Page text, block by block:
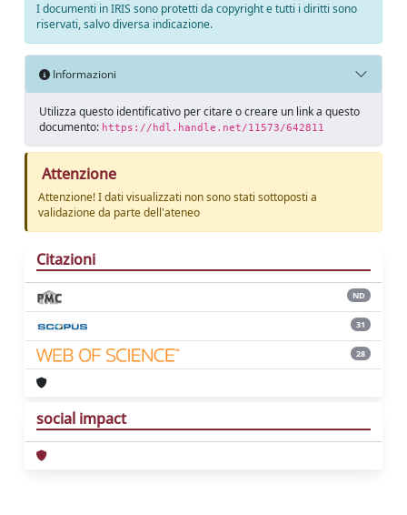
I documenti in IRIS sono protetti da copyright e tutti i diritti sono
riservati, salvo diversa indicazione.
Informazioni
Utilizza questo identificativo per citare o creare un link a questo
documento: https://hdl.handle.net/11573/642811
Attenzione
Attenzione! I dati visualizzati non sono stati sottoposti a
validazione da parte dell'ateneo
Citazioni
ND
31
28
social impact